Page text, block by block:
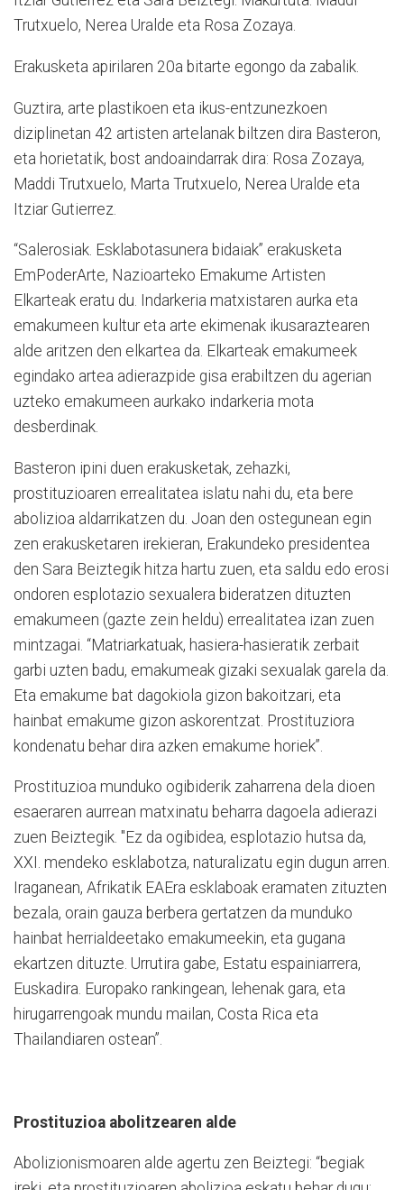
Trutxuelo, Nerea Uralde eta Rosa Zozaya.
Erakusketa apirilaren 20a bitarte egongo da zabalik.
Guztira, arte plastikoen eta ikus-entzunezkoen
diziplinetan 42 artisten artelanak biltzen dira Basteron,
eta horietatik, bost andoaindarrak dira: Rosa Zozaya,
Maddi Trutxuelo, Marta Trutxuelo, Nerea Uralde eta
Itziar Gutierrez.
“Salerosiak. Esklabotasunera bidaiak” erakusketa
EmPoderArte, Nazioarteko Emakume Artisten
Elkarteak eratu du. Indarkeria matxistaren aurka eta
emakumeen kultur eta arte ekimenak ikusaraztearen
alde aritzen den elkartea da. Elkarteak emakumeek
egindako artea adierazpide gisa erabiltzen du agerian
uzteko emakumeen aurkako indarkeria mota
desberdinak.
Basteron ipini duen erakusketak, zehazki,
prostituzioaren errealitatea islatu nahi du, eta bere
abolizioa aldarrikatzen du. Joan den ostegunean egin
zen erakusketaren irekieran, Erakundeko presidentea
den Sara Beiztegik hitza hartu zuen, eta saldu edo erosi
ondoren esplotazio sexualera bideratzen dituzten
emakumeen (gazte zein heldu) errealitatea izan zuen
mintzagai. “Matriarkatuak, hasiera-hasieratik zerbait
garbi uzten badu, emakumeak gizaki sexualak garela da.
Eta emakume bat dagokiola gizon bakoitzari, eta
hainbat emakume gizon askorentzat. Prostituziora
kondenatu behar dira azken emakume horiek”.
Prostituzioa munduko ogibiderik zaharrena dela dioen
esaeraren aurrean matxinatu beharra dagoela adierazi
zuen Beiztegik. "Ez da ogibidea, esplotazio hutsa da,
XXI. mendeko esklabotza, naturalizatu egin dugun arren.
Iraganean, Afrikatik EAEra esklaboak eramaten zituzten
bezala, orain gauza berbera gertatzen da munduko
hainbat herrialdeetako emakumeekin, eta gugana
ekartzen dituzte. Urrutira gabe, Estatu espainiarrera,
Euskadira. Europako rankingean, lehenak gara, eta
hirugarrengoak mundu mailan, Costa Rica eta
Thailandiaren ostean”.
Prostituzioa abolitzearen alde
Abolizionismoaren alde agertu zen Beiztegi: “begiak